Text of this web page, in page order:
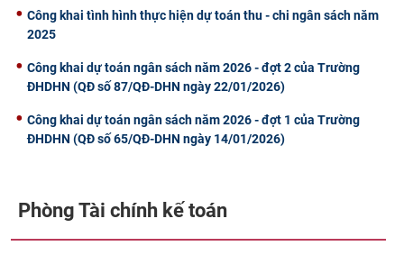
Công khai tình hình thực hiện dự toán thu - chi ngân sách năm
2025
Công khai dự toán ngân sách năm 2026 - đợt 2 của Trường
ĐHDHN (QĐ số 87/QĐ-DHN ngày 22/01/2026)
Công khai dự toán ngân sách năm 2026 - đợt 1 của Trường
ĐHDHN (QĐ số 65/QĐ-DHN ngày 14/01/2026)
Phòng Tài chính kế toán